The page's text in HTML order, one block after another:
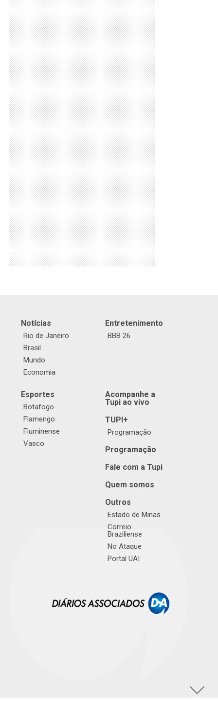
Notícias
Rio de Janeiro
Brasil
Mundo
Economia
Entretenimento
BBB 26
Esportes
Botafogo
Flamengo
Fluminense
Vasco
Acompanhe a
Tupi ao vivo
TUPI+
Programação
Programação
Fale com a Tupi
Quem somos
Outros
Estado de Minas
Correio
Braziliense
No Ataque
Portal UAI